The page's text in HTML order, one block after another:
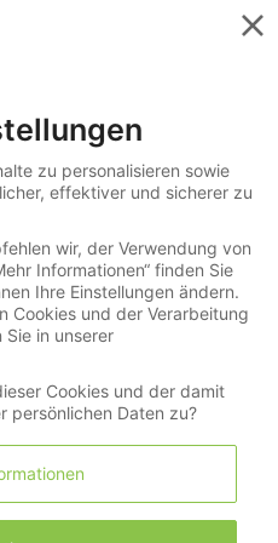
in Uhren /
zu personalisieren sowie
effektiver und sicherer zu
wir, der Verwendung von
Informationen“ finden Sie
Ihre Einstellungen ändern.
Cookies und der Verarbeitung
in unserer
Cookies und der damit
persönlichen Daten zu?